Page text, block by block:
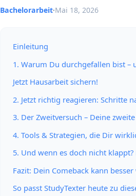
Bachelorarbeit·Mai 18, 2026
Einleitung
1. Warum Du durchgefallen bist –
Jetzt Hausarbeit sichern!
2. Jetzt richtig reagieren: Schritte
3. Der Zweitversuch – Deine
4. Tools & Strategien, die Dir
5. Und wenn es doch nicht
Fazit: Dein Comeback kann
So passt StudyTexter heute zu